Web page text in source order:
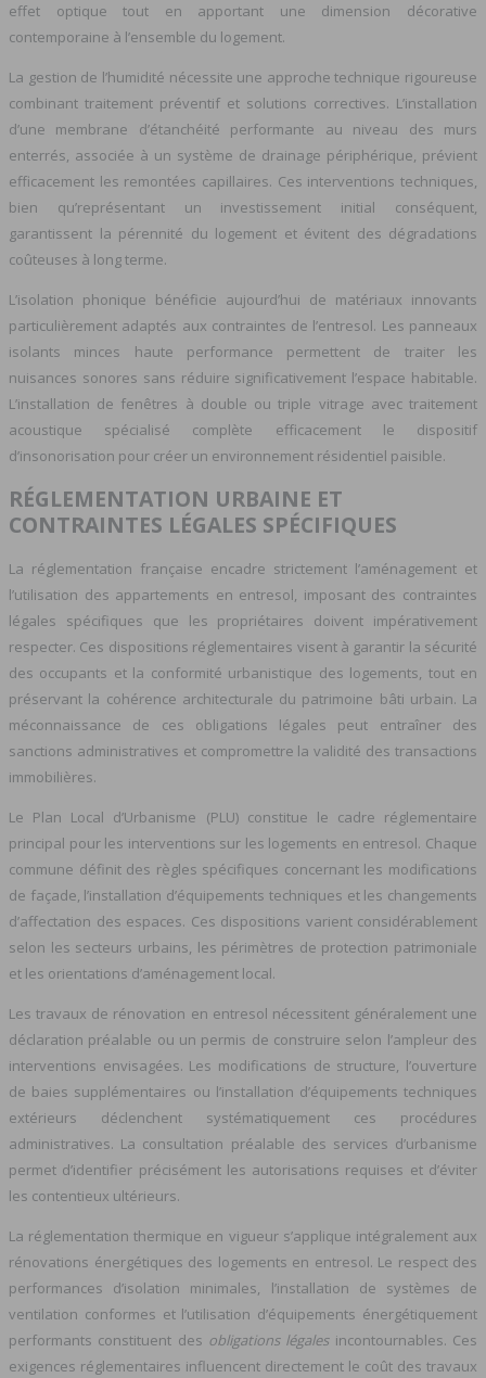
effet optique tout en apportant une dimension décorative
contemporaine à l’ensemble du logement.
La gestion de l’humidité nécessite une approche technique rigoureuse
combinant traitement préventif et solutions correctives. L’installation
d’une membrane d’étanchéité performante au niveau des murs
enterrés, associée à un système de drainage périphérique, prévient
efficacement les remontées capillaires. Ces interventions techniques,
bien qu’représentant un investissement initial conséquent,
garantissent la pérennité du logement et évitent des dégradations
coûteuses à long terme.
L’isolation phonique bénéficie aujourd’hui de matériaux innovants
particulièrement adaptés aux contraintes de l’entresol. Les panneaux
isolants minces haute performance permettent de traiter les
nuisances sonores sans réduire significativement l’espace habitable.
L’installation de fenêtres à double ou triple vitrage avec traitement
acoustique spécialisé complète efficacement le dispositif
d’insonorisation pour créer un environnement résidentiel paisible.
RÉGLEMENTATION URBAINE ET
CONTRAINTES LÉGALES SPÉCIFIQUES
La réglementation française encadre strictement l’aménagement et
l’utilisation des appartements en entresol, imposant des contraintes
légales spécifiques que les propriétaires doivent impérativement
respecter. Ces dispositions réglementaires visent à garantir la sécurité
des occupants et la conformité urbanistique des logements, tout en
préservant la cohérence architecturale du patrimoine bâti urbain. La
méconnaissance de ces obligations légales peut entraîner des
sanctions administratives et compromettre la validité des transactions
immobilières.
Le Plan Local d’Urbanisme (PLU) constitue le cadre réglementaire
principal pour les interventions sur les logements en entresol. Chaque
commune définit des règles spécifiques concernant les modifications
de façade, l’installation d’équipements techniques et les changements
d’affectation des espaces. Ces dispositions varient considérablement
selon les secteurs urbains, les périmètres de protection patrimoniale
et les orientations d’aménagement local.
Les travaux de rénovation en entresol nécessitent généralement une
déclaration préalable ou un permis de construire selon l’ampleur des
interventions envisagées. Les modifications de structure, l’ouverture
de baies supplémentaires ou l’installation d’équipements techniques
extérieurs déclenchent systématiquement ces procédures
administratives. La consultation préalable des services d’urbanisme
permet d’identifier précisément les autorisations requises et d’éviter
les contentieux ultérieurs.
La réglementation thermique en vigueur s’applique intégralement aux
rénovations énergétiques des logements en entresol. Le respect des
performances d’isolation minimales, l’installation de systèmes de
ventilation conformes et l’utilisation d’équipements énergétiquement
performants constituent des obligations légalesincontournables. Ces
exigences réglementaires influencent directement le coût des travaux